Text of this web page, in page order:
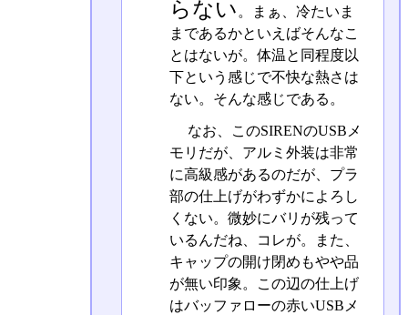
らない 。まぁ、冷たいま
まであるかといえばそんなこ
とはないが。体温と同程度以
下という感じで不快な熱さは
ない。そんな感じである。
なお、このSIRENのUSBメ
モリだが、アルミ外装は非常
に高級感があるのだが、プラ
部の仕上げがわずかによろし
くない。微妙にバリが残って
いるんだね、コレが。また、
キャップの開け閉めもやや品
が無い印象。この辺の仕上げ
はバッファローの赤いUSBメ